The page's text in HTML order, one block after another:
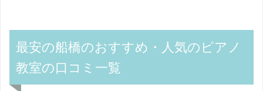
最安の船橋のおすすめ・人気のピアノ
教室の口コミ一覧